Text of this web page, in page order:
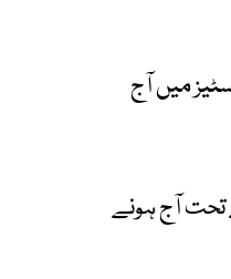
میں آج
تحت آج ہونے